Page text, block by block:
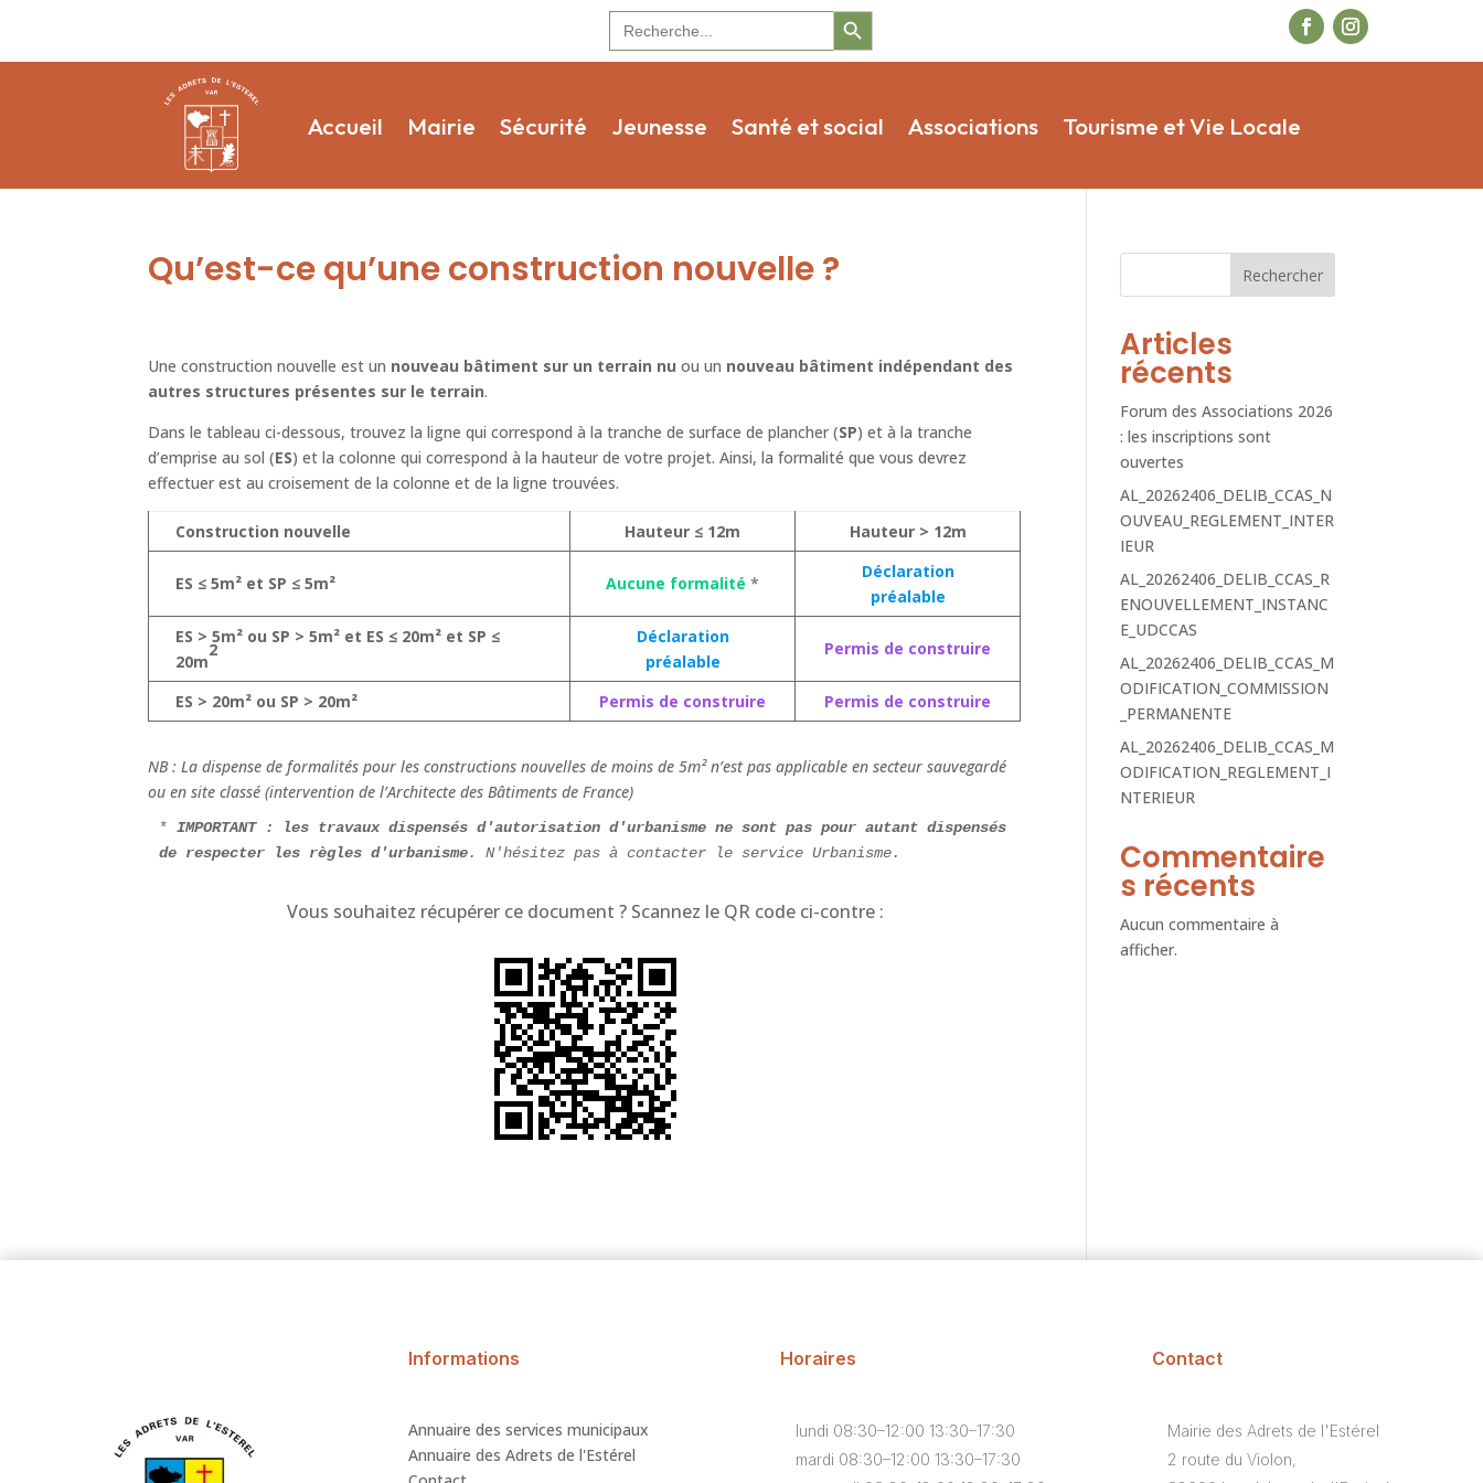
Search
for:
Search Button
Accueil Mairie Sécurité Jeunesse Santé et social Associations Tourisme et Vie Locale
Qu’est-ce qu’une construction nouvelle ?
Une construction nouvelle est un nouveau bâtiment sur un terrain nu ou un nouveau bâtiment indépendant des
autres structures présentes sur le terrain.
Dans le tableau ci-dessous, trouvez la ligne qui correspond à la tranche de surface de plancher (SP) et à la tranche
d’emprise au sol (ES) et la colonne qui correspond à la hauteur de votre projet. Ainsi, la formalité que vous devrez
effectuer est au croisement de la colonne et de la ligne trouvées.
Construction nouvelle Hauteur ≤ 12m Hauteur > 12m
ES ≤ 5m² et SP ≤ 5m² Aucune formalité *
Déclaration
préalable
ES > 5m² ou SP > 5m² et ES ≤ 20m² et SP ≤
20m
2
Déclaration
préalable
Permis de construire
ES > 20m² ou SP > 20m² Permis de construire Permis de construire
NB : La dispense de formalités pour les constructions nouvelles de moins de 5m² n’est pas applicable en secteur sauvegardé
ou en site classé (intervention de l’Architecte des Bâtiments de France)
* IMPORTANT :
les travaux dispensés d'autorisation d'urbanisme ne sont pas pour autant dispensés
de respecter les règles d'urbanisme. N'hésitez pas à contacter le service Urbanisme.
Vous souhaitez récupérer ce document ? Scannez le QR code ci-contre :
Rechercher
Articles
récents
Forum des Associations 2026
: les inscriptions sont
ouvertes
AL_20262406_DELIB_CCAS_N
OUVEAU_REGLEMENT_INTER
IEUR
AL_20262406_DELIB_CCAS_R
ENOUVELLEMENT_INSTANC
E_UDCCAS
AL_20262406_DELIB_CCAS_M
ODIFICATION_COMMISSION
_PERMANENTE
AL_20262406_DELIB_CCAS_M
ODIFICATION_REGLEMENT_I
NTERIEUR
Commentaire
s récents
Aucun commentaire à
afficher.
Informations
Annuaire des services municipaux
Annuaire des Adrets de l'Estérel
Horaires
lundi 08:30–12:00 13:30–17:30
mardi 08:30–12:00 13:30–17:30
Contact
Mairie des Adrets de l'Estérel
2 route du Violon,